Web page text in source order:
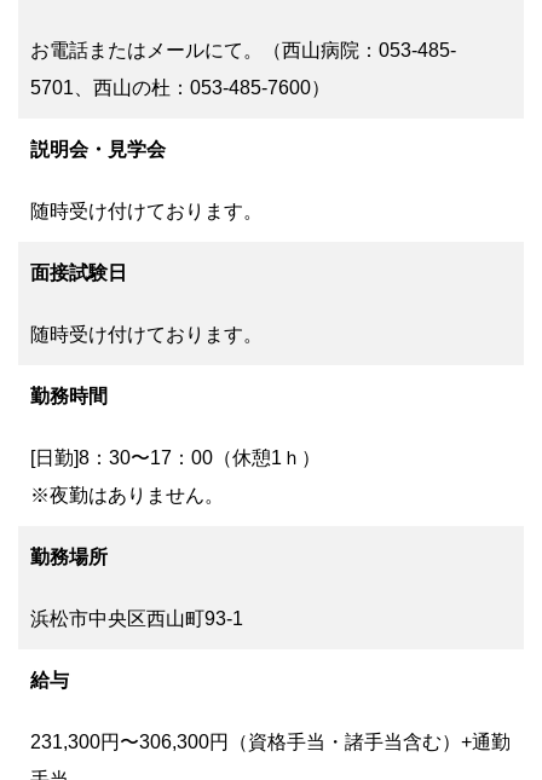
お電話またはメールにて。（西山病院：053-485-
5701、西山の杜：053-485-7600）
説明会・見学会
随時受け付けております。
面接試験日
随時受け付けております。
勤務時間
[日勤]8：30〜17：00（休憩1ｈ）
※夜勤はありません。
勤務場所
浜松市中央区西山町93-1
給与
231,300円〜306,300円（資格手当・諸手当含む）+通勤